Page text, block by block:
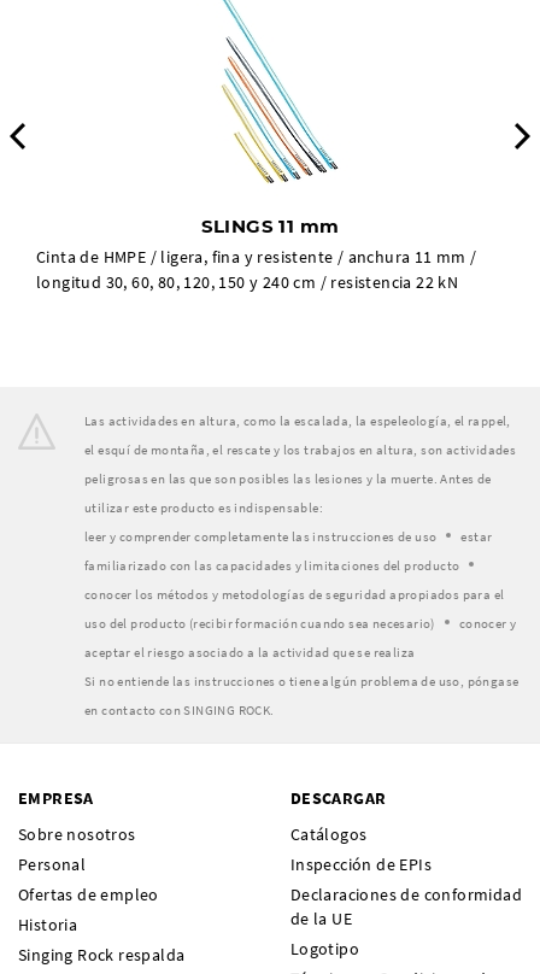
SLINGS 11 mm
Cinta de HMPE / ligera, fina y resistente / anchura 11 mm /
longitud 30, 60, 80, 120, 150 y 240 cm / resistencia 22 kN
Las actividades en altura, como la escalada, la espeleología, el rappel,
el esquí de montaña, el rescate y los trabajos en altura, son actividades
peligrosas en las que son posibles las lesiones y la muerte. Antes de
utilizar este producto es indispensable:
leer y comprender completamente las instrucciones de uso
estar
familiarizado con las capacidades y limitaciones del producto
conocer los métodos y metodologías de seguridad apropiados para el
uso del producto (recibir formación cuando sea necesario)
conocer y
aceptar el riesgo asociado a la actividad que se realiza
Si no entiende las instrucciones o tiene algún problema de uso, póngase
en contacto con SINGING ROCK.
EMPRESA
Sobre nosotros
Personal
Ofertas de empleo
Historia
Singing Rock respalda
DESCARGAR
Catálogos
Inspección de EPIs
Declaraciones de conformidad
de la UE
Logotipo